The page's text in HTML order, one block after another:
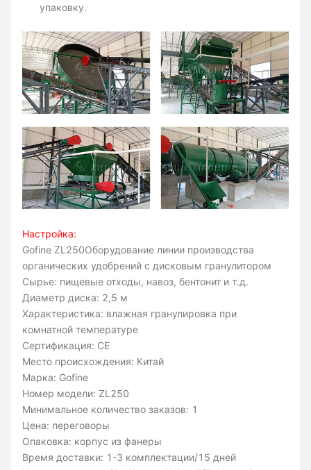
упаковку.
Настройка:
Gofine ZL250Оборудование линии производства
органических удобрений с дисковым гранулитором
Сырье: пищевые отходы, навоз, бентонит и т.д.
Диаметр диска: 2,5 м
Характеристика: влажная гранулировка при
комнатной температуре
Сертификация: CE
Место происхождения: Китай
Марка: Gofine
Номер модели: ZL250
Минимальное количество заказов: 1
Цена: переговоры
Опаковка: корпус из фанеры
Время доставки: 1-3 комплектации/15 дней